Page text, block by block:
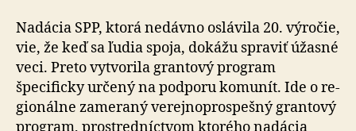
Nadácia SPP, ktorá nedávno oslávila 20. výročie,
vie, že keď sa ľudia spoja, dokážu spraviť úžasné
veci. Preto vytvorila grantový program
špecificky určený na podporu komunít. Ide o re­
gio­nálne zameraný verejno­prospešný grantový
program, prostredníctvom ktorého nadácia